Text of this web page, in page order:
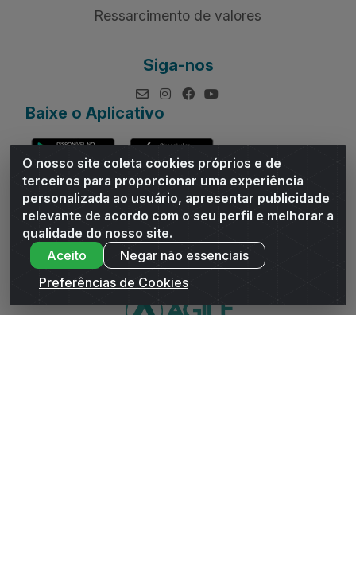
O nosso site coleta cookies próprios e de
terceiros para proporcionar uma experiência
personalizada ao usuário, apresentar publicidade
relevante de acordo com o seu perfil e melhorar a
qualidade do nosso site.
Aceito
Negar não essenciais
Preferências de Cookies
Ressarcimento de valores
Siga-nos
Baixe o Aplicativo
Andrade Distribuidor - ROD AL 110, n° 1401 - Sitio Moco,
Arapiraca/AL - CEP 57319-300 - CNPJ 10.667.481/0001-47